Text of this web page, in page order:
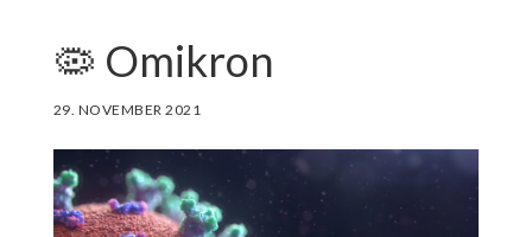
🦠 Omikron
29. NOVEMBER 2021